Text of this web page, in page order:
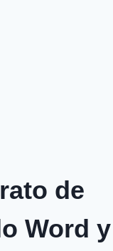
de
Word y